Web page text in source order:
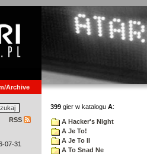
Archive
RSS
07-31
399 gier w katalogu A:
A Hacker's Night
A Je To!
A Je To II
A To Snad Ne